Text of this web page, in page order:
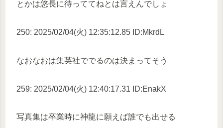
とかは悠長に待っててねとは言えんでしょ
250: 2025/02/04(火) 12:35:12.85 ID:MkrdL
なおなおは集英社ででるのは決まってそう
259: 2025/02/04(火) 12:40:17.31 ID:EnakX
写真集は卒業時に神龍に願えば誰でも出せる